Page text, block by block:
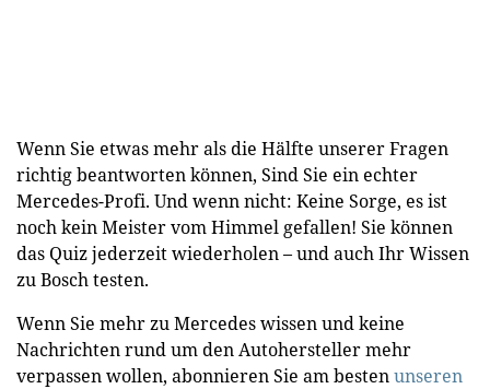
Wenn Sie etwas mehr als die Hälfte unserer Fragen
richtig beantworten können, Sind Sie ein echter
Mercedes-Profi. Und wenn nicht: Keine Sorge, es ist
noch kein Meister vom Himmel gefallen! Sie können
das Quiz jederzeit wiederholen – und auch Ihr Wissen
zu Bosch testen.
Wenn Sie mehr zu Mercedes wissen und keine
Nachrichten rund um den Autohersteller mehr
verpassen wollen, abonnieren Sie am bestenunseren